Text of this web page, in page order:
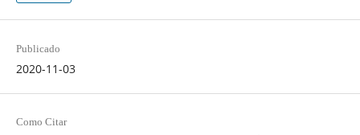
Publicado
2020-11-03
Como Citar